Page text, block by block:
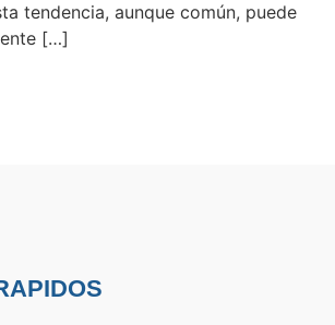
tendencia, aunque común, puede
[…]